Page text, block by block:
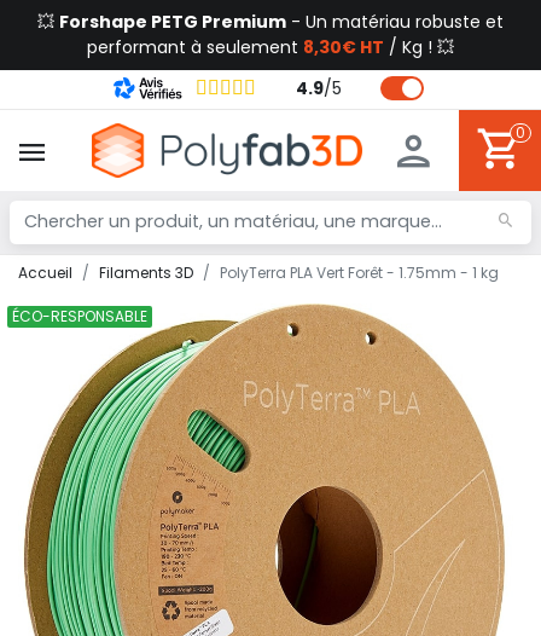
💥 Forshape PETG Premium - Un matériau robuste et
performant à seulement 8,30€ HT / Kg ! 💥
4.9/5
0
Accueil Filaments 3D PolyTerra PLA Vert Forêt - 1.75mm - 1 kg
ÉCO-RESPONSABLE